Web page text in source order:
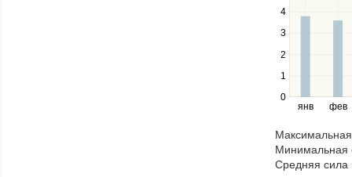
янв фев
0
1
2
3
4
series.
Use
the
and
right
navigate
through
items
Минимальная
Средняя сила